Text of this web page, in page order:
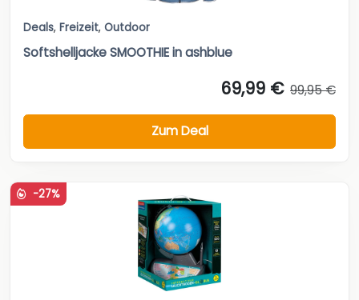
Deals, Freizeit, Outdoor
Softshelljacke SMOOTHIE in ashblue
69,99 € 99,95 €
Zum Deal
-27%